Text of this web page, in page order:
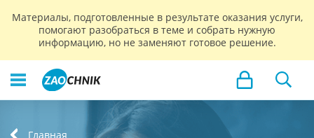
Материалы, подготовленные в результате оказания услуги,
помогают разобраться в теме и собрать нужную
информацию, но не заменяют готовое решение.
Главная